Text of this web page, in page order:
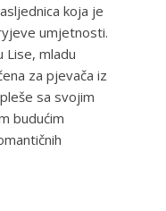
koja je
umjetnosti.
Lise, mladu
za pjevača iz
sa svojim
budućim